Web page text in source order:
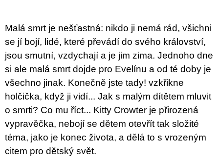
Malá smrt je nešťastná: nikdo ji nemá rád, všichni
se jí bojí, lidé, které převádí do svého království,
jsou smutní, vzdychají a je jim zima. Jednoho dne
si ale malá smrt dojde pro Evelínu a od té doby je
všechno jinak. Konečně jste tady! vzkřikne
holčička, když ji vidí... Jak s malým dítětem mluvit
o smrti? Co mu říct... Kitty Crowter je přirozená
vypravěčka, nebojí se dětem otevřít tak složité
téma, jako je konec života, a dělá to s vrozeným
citem pro dětský svět.
e
m
e
ARTMAT
KRABIČKA
ARTMAT
KRABIČKA
200
Kč